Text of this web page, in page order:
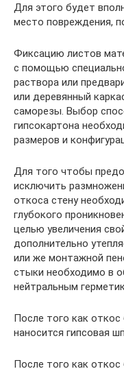
Для этого будет
место повреждения,
Фиксацию листов
с помощью
раствора или
или деревянный
саморезы. Выбор
гипсокартона
размеров и
Для того чтобы
исключить
откоса стену
глубокого
целью увеличения
дополнительно
или же монтажной
стыки необходимо в
нейтральным
После того как
наносится гипсовая
После того как